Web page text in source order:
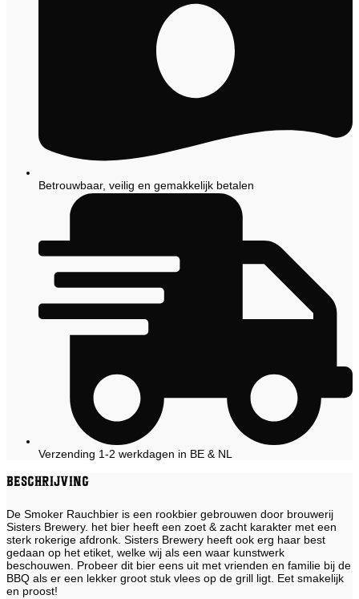
Betrouwbaar, veilig en gemakkelijk betalen
Verzending 1-2 werkdagen in BE & NL
Beschrijving
De Smoker Rauchbier is een rookbier gebrouwen door brouwerij
Sisters Brewery. het bier heeft een zoet & zacht karakter met een
sterk rokerige afdronk. Sisters Brewery heeft ook erg haar best
gedaan op het etiket, welke wij als een waar kunstwerk
beschouwen. Probeer dit bier eens uit met vrienden en familie bij de
BBQ als er een lekker groot stuk vlees op de grill ligt. Eet smakelijk
en proost!